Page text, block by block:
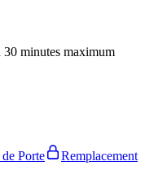
30 minutes maximum
Porte
Remplacement